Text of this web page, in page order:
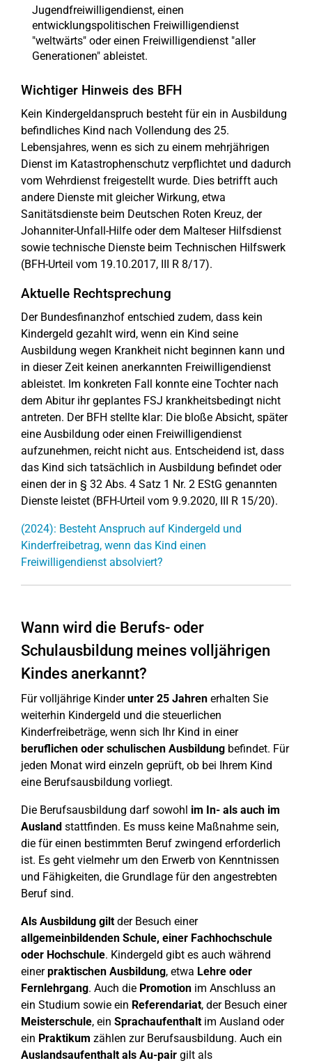
Jugendfreiwilligendienst, einen
entwicklungspolitischen Freiwilligendienst
"weltwärts" oder einen Freiwilligendienst "aller
Generationen" ableistet.
Wichtiger Hinweis des BFH
Kein Kindergeldanspruch besteht für ein in Ausbildung
befindliches Kind nach Vollendung des 25.
Lebensjahres, wenn es sich zu einem mehrjährigen
Dienst im Katastrophenschutz verpflichtet und dadurch
vom Wehrdienst freigestellt wurde. Dies betrifft auch
andere Dienste mit gleicher Wirkung, etwa
Sanitätsdienste beim Deutschen Roten Kreuz, der
Johanniter-Unfall-Hilfe oder dem Malteser Hilfsdienst
sowie technische Dienste beim Technischen Hilfswerk
(BFH-Urteil vom 19.10.2017, III R 8/17).
Aktuelle Rechtsprechung
Der Bundesfinanzhof entschied zudem, dass kein
Kindergeld gezahlt wird, wenn ein Kind seine
Ausbildung wegen Krankheit nicht beginnen kann und
in dieser Zeit keinen anerkannten Freiwilligendienst
ableistet. Im konkreten Fall konnte eine Tochter nach
dem Abitur ihr geplantes FSJ krankheitsbedingt nicht
antreten. Der BFH stellte klar: Die bloße Absicht, später
eine Ausbildung oder einen Freiwilligendienst
aufzunehmen, reicht nicht aus. Entscheidend ist, dass
das Kind sich tatsächlich in Ausbildung befindet oder
einen der in § 32 Abs. 4 Satz 1 Nr. 2 EStG genannten
Dienste leistet (BFH-Urteil vom 9.9.2020, III R 15/20).
(2024): Besteht Anspruch auf Kindergeld und
Kinderfreibetrag, wenn das Kind einen
Freiwilligendienst absolviert?
Wann wird die Berufs- oder
Schulausbildung meines volljährigen
Kindes anerkannt?
Für volljährige Kinderunter 25 Jahren erhalten Sie
weiterhin Kindergeld und die steuerlichen
Kinderfreibeträge, wenn sich Ihr Kind in einer
beruflichen oder schulischen Ausbildung befindet. Für
jeden Monat wird einzeln geprüft, ob bei Ihrem Kind
eine Berufsausbildung vorliegt.
Die Berufsausbildung darf sowohl im In- als auch im
Ausland stattfinden. Es muss keine Maßnahme sein,
die für einen bestimmten Beruf zwingend erforderlich
ist. Es geht vielmehr um den Erwerb von Kenntnissen
und Fähigkeiten, die Grundlage für den angestrebten
Beruf sind.
Als Ausbildung giltder Besuch einer
allgemeinbildenden Schule, einer Fachhochschule
oder Hochschule. Kindergeld gibt es auch während
einerpraktischen Ausbildung, etwa Lehre oder
Fernlehrgang. Auch die Promotion im Anschluss an
ein Studium sowie ein Referendariat, der Besuch einer
Meisterschule, ein Sprachaufenthaltim Ausland oder
ein Praktikum zählen zur Berufsausbildung. Auch ein
Auslandsaufenthalt als Au-pair gilt als